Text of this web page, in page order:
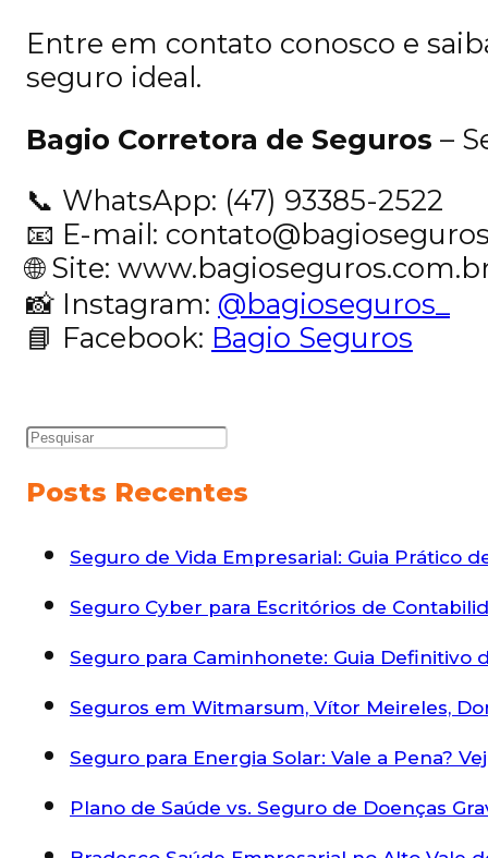
Entre em contato conosco e
seguro ideal.
Bagio Corretora de Seguros –
📞 WhatsApp: (47) 93385-2522
📧 E-mail:
🌐 Site:
📸 Instagram: @bagioseguros_
📘 Facebook: Bagio Seguros
Posts Recentes
Seguro de Vida Empresarial: Guia Prático
Seguro Cyber para Escritórios de
Seguro para Caminhonete: Guia Definitivo
Seguros em Witmarsum, Vítor Meireles,
Seguro para Energia Solar: Vale a Pena?
Plano de Saúde vs. Seguro de Doenças